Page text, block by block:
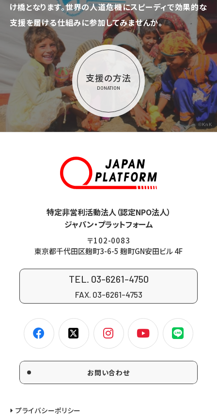
け橋となります。世界の人道危機にスピーディで効果的な
支援を届ける仕組みに参加してみませんか。
支援の方法
DONATION
©KnK
特定非営利活動法人（認定NPO法人）
ジャパン・プラットフォーム
〒102-0083
東京都千代田区麹町3-6-5 麹町GN安田ビル 4F
TEL. 03-6261-4750
FAX. 03-6261-4753
お問い合わせ
プライバシーポリシー